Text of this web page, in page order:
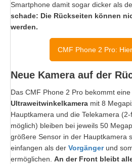
Smartphone damit sogar dicker als
schade: Die Rückseiten können
werden.
CMF Phone 2 Pro:
Neue Kamera auf der
Das CMF Phone 2 Pro bekommt eine
Ultraweitwinkelkamera mit 8
Hauptkamera und die Telekamera
möglich) bleiben bei jeweils 50
größere Sensor in der Hauptkamera
einfangen als der Vorgängerund
ermöglichen. An der Front bleibt